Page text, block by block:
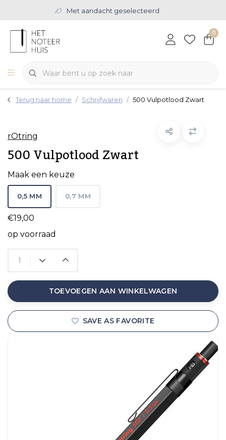
Met aandacht geselecteerd
0
Terug naar home Schrijfwaren 500 Vulpotlood Zwart
rOtring
500 Vulpotlood Zwart
Maak een keuze
0,5 MM 0,7 MM
€19,00
op voorraad
TOEVOEGEN AAN WINKELWAGEN
SAVE AS FAVORITE